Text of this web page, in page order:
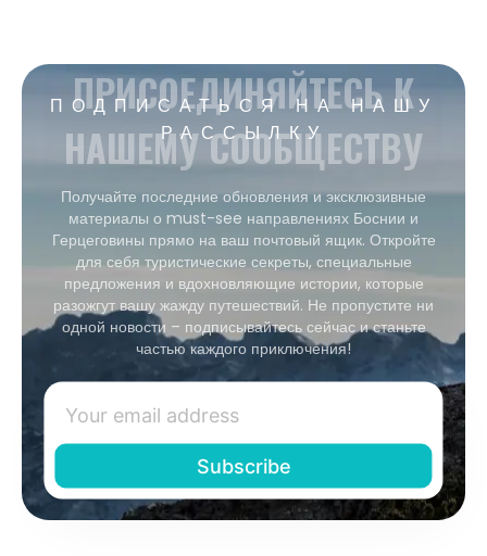
ПОДПИСАТЬСЯ НА НАШУ
РАССЫЛКУ
ПРИСОЕДИНЯЙТЕСЬ К
НАШЕМУ СООБЩЕСТВУ
Получайте последние обновления и эксклюзивные
материалы о must-see направлениях Боснии и
Герцеговины прямо на ваш почтовый ящик. Откройте
для себя туристические секреты, специальные
предложения и вдохновляющие истории, которые
разожгут вашу жажду путешествий. Не пропустите ни
одной новости – подписывайтесь сейчас и станьте
частью каждого приключения!